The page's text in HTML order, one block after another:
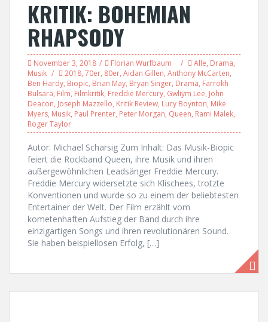
KRITIK: BOHEMIAN
RHAPSODY
November 3, 2018 Florian Wurfbaum Alle, Drama,
Musik
2018, 70er, 80er, Aidan Gillen, Anthony McCarten,
Ben Hardy, Biopic, Brian May, Bryan Singer, Drama, Farrokh
Bulsara, Film, Filmkritik, Freddie Mercury, Gwliym Lee, John
Deacon, Joseph Mazzello, Kritik Review, Lucy Boynton, Mike
Myers, Musik, Paul Prenter, Peter Morgan, Queen, Rami Malek,
Roger Taylor
Autor: Michael Scharsig Zum Inhalt: Das Musik-Biopic
feiert die Rockband Queen, ihre Musik und ihren
außergewöhnlichen Leadsänger Freddie Mercury.
Freddie Mercury widersetzte sich Klischees, trotzte
Konventionen und wurde so zu einem der beliebtesten
Entertainer der Welt. Der Film erzählt vom
kometenhaften Aufstieg der Band durch ihre
einzigartigen Songs und ihren revolutionären Sound.
Sie haben beispiellosen Erfolg, […]